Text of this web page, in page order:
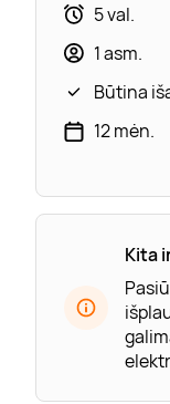
5 val.
1 asm.
Būtina
12 mėn.
Kita